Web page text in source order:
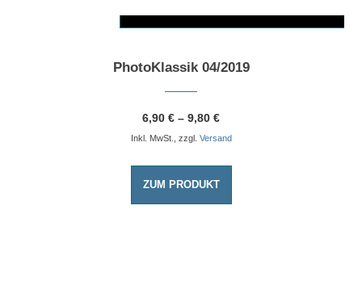
Dieses Produkt weist mehrere Varianten auf. Die Optionen können auf der Produktseite gewählt werden
PhotoKlassik 04/2019
6,90 € – 9,80 €
Inkl. MwSt., zzgl. Versand
ZUM PRODUKT